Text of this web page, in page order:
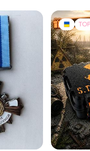
крокусов
тонах.